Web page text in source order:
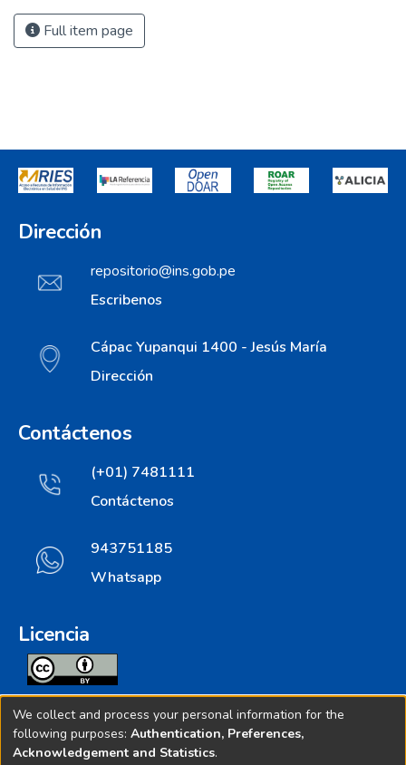
Full item page
Dirección
repositorio@ins.gob.pe
Escribenos
Cápac Yupanqui 1400 - Jesús María
Dirección
Contáctenos
(+01) 7481111
Contáctenos
943751185
Whatsapp
Licencia
Todos los contenidos de repositorio.ins.gob.pe estan
licenciados bajo
Creative Commoms License
We collect and process your personal information for the
following purposes: Authentication, Preferences,
Acknowledgement and Statistics.